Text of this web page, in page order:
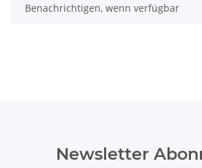
Benachrichtigen, wenn verfügbar
Newsletter